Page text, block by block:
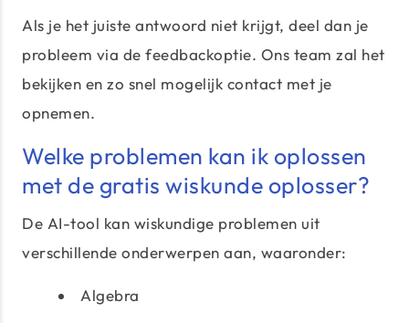
Als je het juiste antwoord niet krijgt, deel dan je
probleem via de feedbackoptie. Ons team zal het
bekijken en zo snel mogelijk contact met je
opnemen.
Welke problemen kan ik oplossen
met de gratis wiskunde oplosser?
De AI-tool kan wiskundige problemen uit
verschillende onderwerpen aan, waaronder:
Algebra